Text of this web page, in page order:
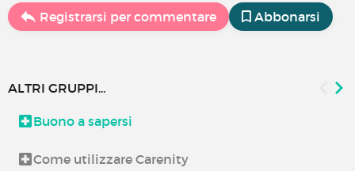
Registrarsi per commentare Abbonarsi
ALTRI GRUPPI...
Buono a sapersi
Come utilizzare Carenity